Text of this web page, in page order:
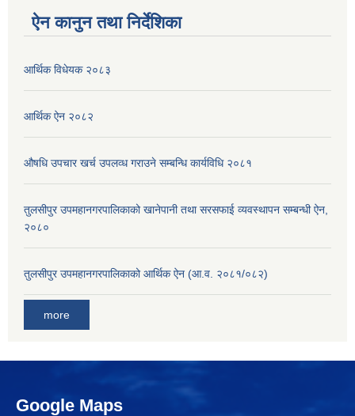
ऐन कानुन तथा निर्देशिका
आर्थिक विधेयक २०८३
आर्थिक ऐन २०८२
औषधि उपचार खर्च उपलव्ध गराउने सम्बन्धि कार्यविधि २०८१
तुलसीपुर उपमहानगरपालिकाको खानेपानी तथा सरसफाई व्यवस्थापन सम्बन्धी ऐन,
२०८०
तुलसीपुर उपमहानगरपालिकाको आर्थिक ऐन (आ.व. २०८१/०८२)
more
Google Maps